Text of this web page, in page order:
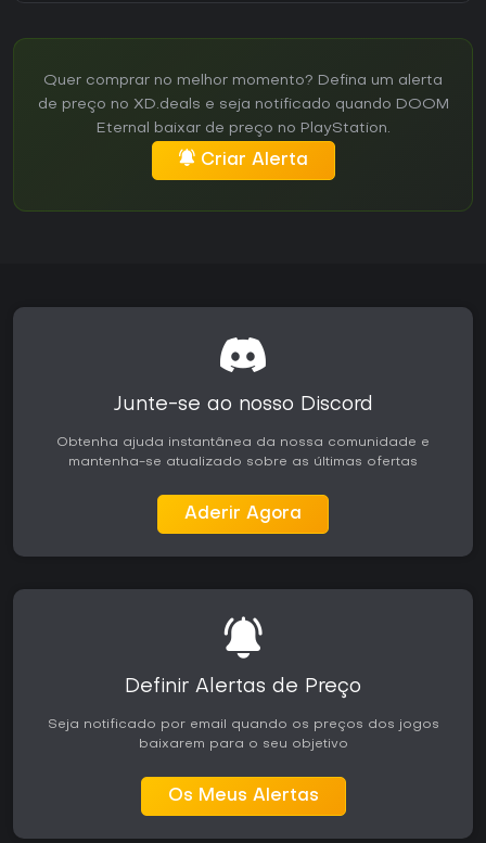
Quer comprar no melhor momento? Defina um alerta
de preço no XD.deals e seja notificado quando DOOM
Eternal baixar de preço no PlayStation.
Criar Alerta
Junte-se ao nosso Discord
Obtenha ajuda instantânea da nossa comunidade e
mantenha-se atualizado sobre as últimas ofertas
Aderir Agora
Definir Alertas de Preço
Seja notificado por email quando os preços dos jogos
baixarem para o seu objetivo
Os Meus Alertas